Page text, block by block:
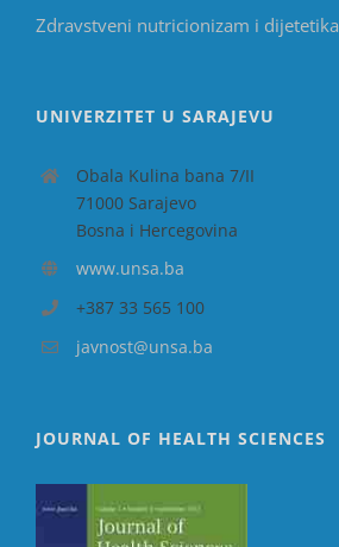
Zdravstveni nutricionizam i dijetetika
UNIVERZITET U SARAJEVU
Obala Kulina bana 7/II
71000 Sarajevo
Bosna i Hercegovina
www.unsa.ba
+387 33 565 100
javnost@unsa.ba
JOURNAL OF HEALTH SCIENCES